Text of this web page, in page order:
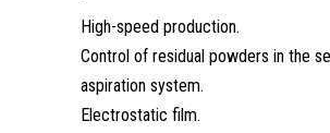
High-speed production.
Control of residual powders in the
aspiration system.
Electrostatic film.